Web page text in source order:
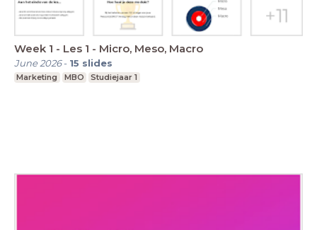
Week 1 - Les 1 - Micro, Meso, Macro
June 2026- 15 slides
Marketing MBO Studiejaar 1